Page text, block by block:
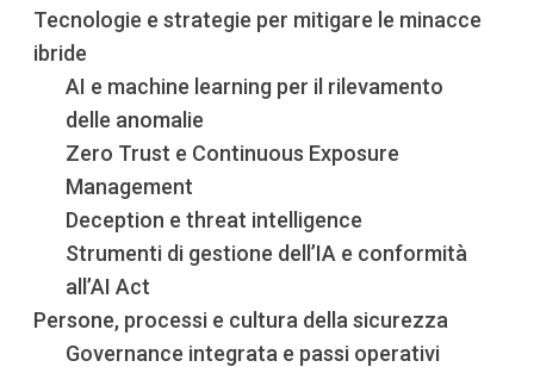
Tecnologie e strategie per mitigare le minacce
ibride
AI e machine learning per il rilevamento
delle anomalie
Zero Trust e Continuous Exposure
Management
Deception e threat intelligence
Strumenti di gestione dell’IA e conformità
all’AI Act
Persone, processi e cultura della sicurezza
Governance integrata e passi operativi